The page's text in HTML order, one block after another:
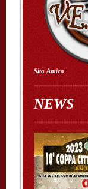
Sito Amico
NEWS